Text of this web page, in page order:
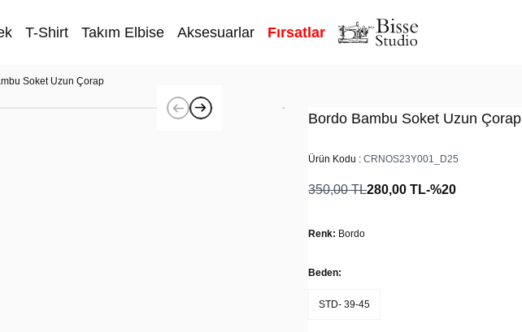
T-Shirt Takım Elbise Aksesuarlar Fırsatlar
Soket Uzun Çorap
Bordo Bambu Soket Uzun Çorap
Ürün Kodu :CRNOS23Y001_D25
350,00TL280,00 TL-%20
Renk: Bordo
Beden:
STD- 39-45